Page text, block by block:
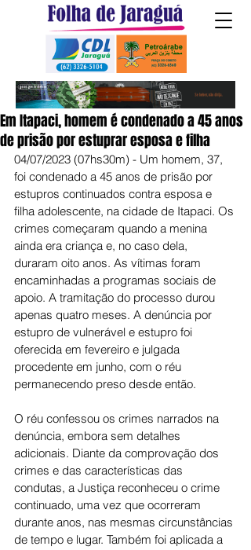
Em Itapaci, homem é condenado a 45 anos
de prisão por estuprar esposa e filha
04/07/2023 (07hs30m) - Um homem, 37,
foi condenado a 45 anos de prisão por
estupros continuados contra esposa e
filha adolescente, na cidade de Itapaci. Os
crimes começaram quando a menina
ainda era criança e, no caso dela,
duraram oito anos. As vítimas foram
encaminhadas a programas sociais de
apoio. A tramitação do processo durou
apenas quatro meses. A denúncia por
estupro de vulnerável e estupro foi
oferecida em fevereiro e julgada
procedente em junho, com o réu
permanecendo preso desde então.
O réu confessou os crimes narrados na
denúncia, embora sem detalhes
adicionais. Diante da comprovação dos
crimes e das características das
condutas, a Justiça reconheceu o crime
continuado, uma vez que ocorreram
durante anos, nas mesmas circunstâncias
de tempo e lugar. Também foi aplicada a